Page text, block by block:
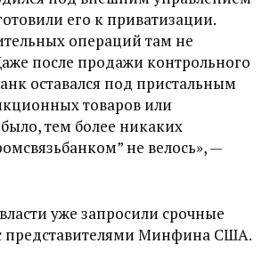
его к приватизации.
операций там не
после продажи контрольного
оставался под пристальным
товаров или
тем более никаких
не велось», —
уже запросили срочные
представителями Минфина США.